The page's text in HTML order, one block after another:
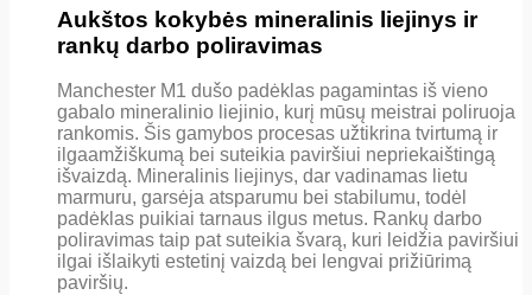
Aukštos kokybės mineralinis liejinys ir
rankų darbo poliravimas
Manchester M1 dušo padėklas pagamintas iš vieno
gabalo mineralinio liejinio, kurį mūsų meistrai poliruoja
rankomis. Šis gamybos procesas užtikrina tvirtumą ir
ilgaamžiškumą bei suteikia paviršiui nepriekaištingą
išvaizdą. Mineralinis liejinys, dar vadinamas lietu
marmuru, garsėja atsparumu bei stabilumu, todėl
padėklas puikiai tarnaus ilgus metus. Rankų darbo
poliravimas taip pat suteikia švarą, kuri leidžia paviršiui
ilgai išlaikyti estetinį vaizdą bei lengvai prižiūrimą
paviršių.